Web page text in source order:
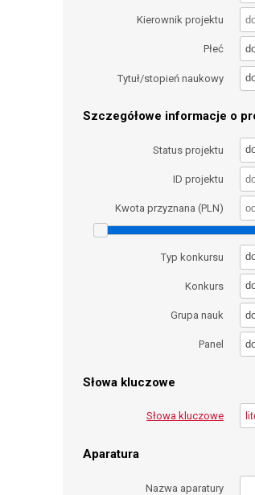
Kierownik projektu
Płeć
Tytuł/stopień naukowy
Szczegółowe informacje o
Status projektu
ID projektu
Kwota przyznana (PLN)
Typ konkursu
Konkurs
Grupa nauk
Panel
Słowa kluczowe
Słowa kluczowe
Aparatura
Nazwa aparatury